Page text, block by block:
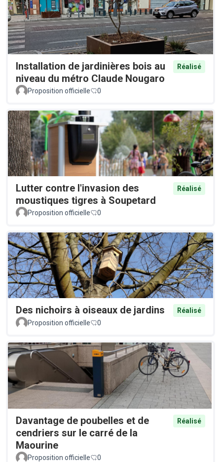
Installation de jardinières bois au
niveau du métro Claude Nougaro
Réalisé
Proposition officielle 0
Lutter contre l'invasion des
moustiques tigres à Soupetard
Réalisé
Proposition officielle 0
Des nichoirs à oiseaux de jardins
Réalisé
Proposition officielle
0
Davantage de poubelles et de
cendriers sur le carré de la
Maourine
Réalisé
Proposition officielle 0